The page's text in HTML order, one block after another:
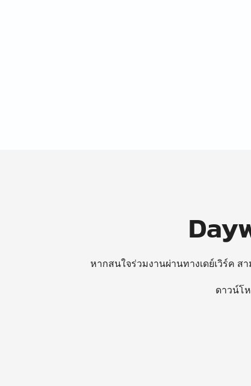
หากสนใจร่วมงานผ่านทางเดย์เวิร์ค
ดาวน์โ